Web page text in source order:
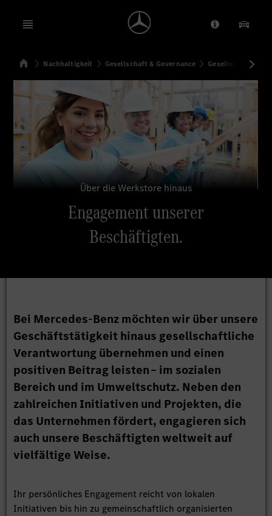
Open menu Anbieter/
SuchenStartseite
Nachhaltigkeit Gesellschaft & Governance Gesellschaftliche
Über die Werkstore hinaus
Engagement unserer
Beschäftigten.
Bei Mercedes-Benz möchten wir über unsere
Geschäftstätigkeit hinaus gesellschaftliche
Verantwortung übernehmen und einen
positiven Beitrag leisten – im sozialen
Bereich und im Umweltschutz. Neben den
zahlreichen Initiativen und Projekten, die
das Unternehmen fördert, engagieren sich
auch unsere Beschäftigten weltweit auf
vielfältige Weise.
Ihr persönliches Engagement reicht von lokalen
Initiativen bis hin zu gemeinschaftlich organisierten